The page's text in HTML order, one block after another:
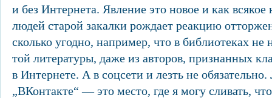
и без Интернета. Явление это новое и как
людей старой закалки рождает реакцию
сколько угодно, например, что в библиотеках не
той литературы, даже из авторов, признанных
в Интернете. А в соцсети и лезть не
„ВКонтакте“ — это место, где я могу сливать,